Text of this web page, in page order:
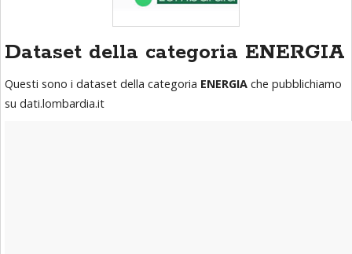
Dataset della categoria ENERGIA
Questi sono i dataset della categoria ENERGIA che pubblichiamo
su dati.lombardia.it